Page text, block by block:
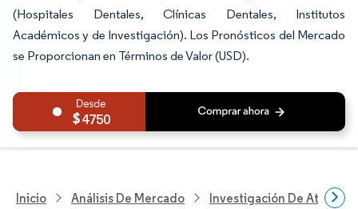
(Hospitales Dentales, Clínicas Dentales, Institutos
Académicos y de Investigación). Los Pronósticos del Mercado
se Proporcionan en Términos de Valor (USD).
4750
Inicio Análisis De Mercado Investigación De